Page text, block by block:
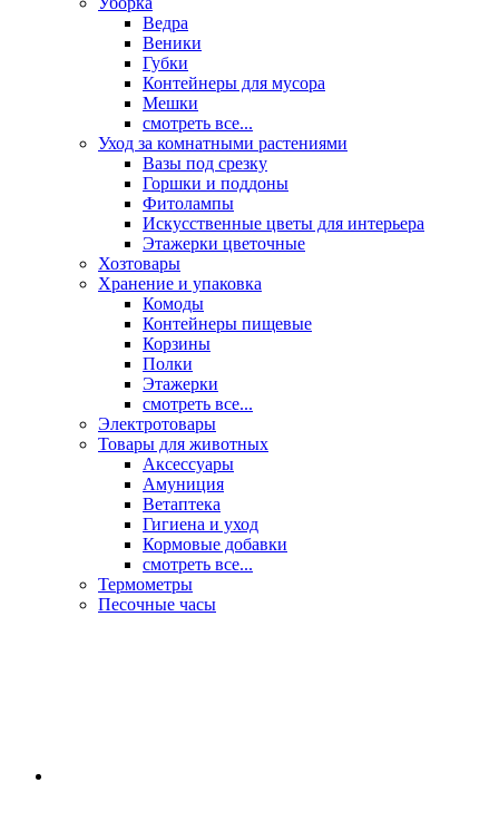
Ведра
Веники
Губки
Контейнеры для мусора
Мешки
смотреть все...
Уход за комнатными растениями
Вазы под срезку
Горшки и поддоны
Фитолампы
Искусственные цветы для интерьера
Этажерки цветочные
Хозтовары
Хранение и упаковка
Комоды
Контейнеры пищевые
Корзины
Полки
Этажерки
смотреть все...
Электротовары
Товары для животных
Аксессуары
Амуниция
Ветаптека
Гигиена и уход
Кормовые добавки
смотреть все...
Термометры
Песочные часы